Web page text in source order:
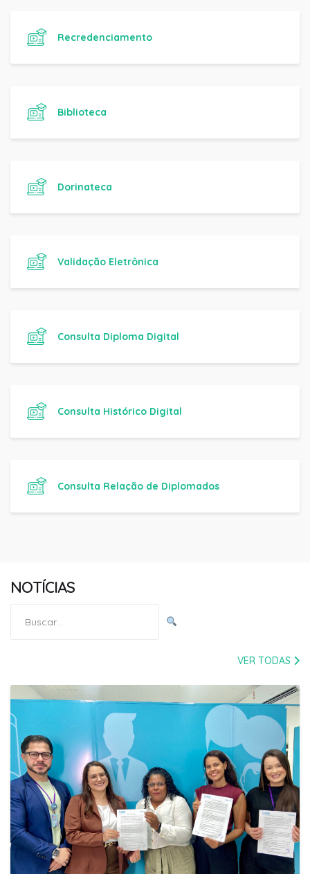
Recredenciamento
Biblioteca
Dorinateca
Validação Eletrônica
Consulta Diploma Digital
Consulta Histórico Digital
Consulta Relação de Diplomados
NOTÍCIAS
por:
VER TODAS